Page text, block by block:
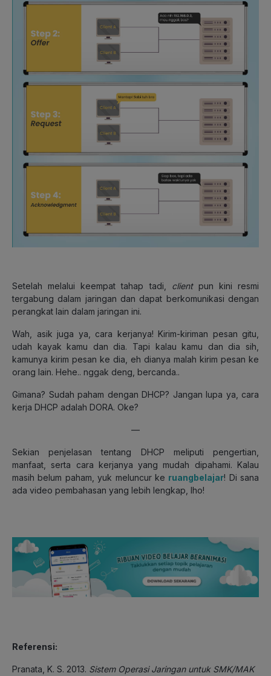
Setelah melalui keempat tahap tadi, client pun kini resmi
tergabung dalam jaringan dan dapat berkomunikasi dengan
perangkat lain dalam jaringan ini.
Wah, asik juga ya, cara kerjanya! Kirim-kiriman pesan gitu,
udah kayak kamu dan dia. Tapi kalau kamu dan dia sih,
kamunya kirim pesan ke dia, eh dianya malah kirim pesan ke
orang lain. Hehe.. nggak deng, bercanda..
Gimana? Sudah paham dengan DHCP? Jangan lupa ya, cara
kerja DHCP adalah DORA. Oke?
—
Sekian penjelasan tentang DHCP meliputi pengertian,
manfaat, serta cara kerjanya yang mudah dipahami. Kalau
masih belum paham, yuk meluncur ke ruangbelajar! Di sana
ada video pembahasan yang lebih lengkap, lho!
Referensi:
Pranata, K. S. 2013. Sistem Operasi Jaringan untuk SMK/MAK